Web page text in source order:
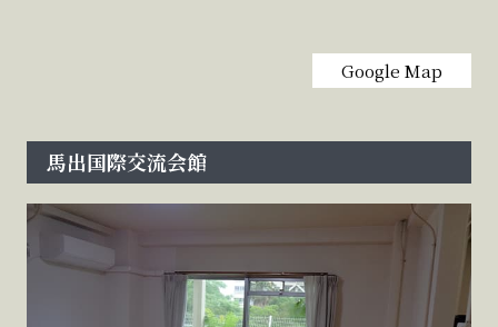
Google Map
馬出国際交流会館